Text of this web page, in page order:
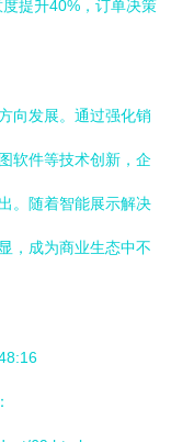
提升40%，订单决策
向发展。通过强化销
软件等技术创新，企
。随着智能展示解决
，成为商业生态中不